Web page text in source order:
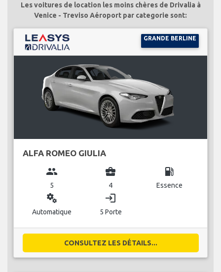
Les voitures de location les moins chères de Drivalia à
Venice - Treviso Aéroport par categorie sont:
GRANDE BERLINE
ALFA ROMEO GIULIA
group
5
business_center
4
local_gas_station
Essence
miscellaneous_services
Automatique
login
5 Porte
CONSULTEZ LES DÉTAILS...